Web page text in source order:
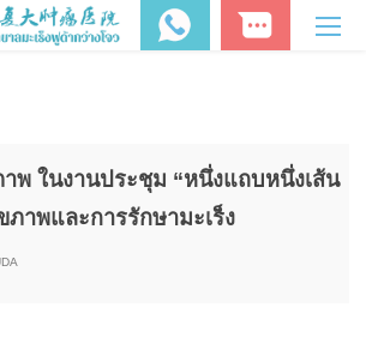
พ ในงานประชุม “หนึ่งแถบหนึ่งเส้น
าพและการรักษามะเร็ง